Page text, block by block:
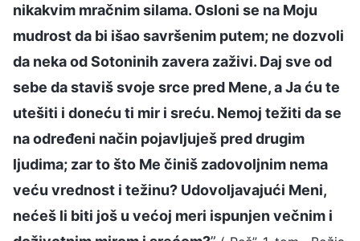
nikakvim mračnim silama. Osloni se na Moju
mudrost da bi išao savršenim putem; ne dozvoli
da neka od Sotoninih zavera zaživi. Daj sve od
sebe da staviš svoje srce pred Mene, a Ja ću te
utešiti i doneću ti mir i sreću. Nemoj težiti da se
na određeni način pojavljuješ pred drugim
ljudima; zar to što Me činiš zadovoljnim nema
veću vrednost i težinu? Udovoljavajući Meni,
nećeš li biti još u većoj meri ispunjen večnim i